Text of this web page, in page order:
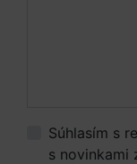
Súhlasím s
s novinkami